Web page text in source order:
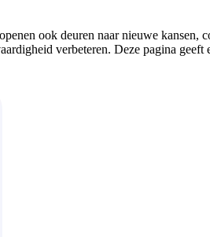
ook deuren naar nieuwe kansen,
verbeteren. Deze pagina